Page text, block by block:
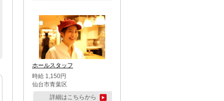
ホールスタッフ
時給 1,150円
仙台市青葉区
詳細はこちらから